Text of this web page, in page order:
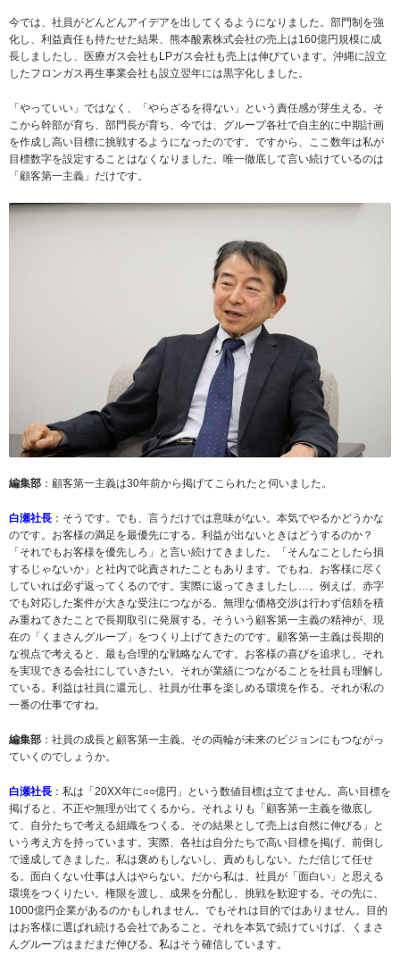
今では、社員がどんどんアイデアを出してくるようになりました。部門制を強
化し、利益責任も持たせた結果、熊本酸素株式会社の売上は160億円規模に成
長しましたし、医療ガス会社もLPガス会社も売上は伸びています。沖縄に設立
したフロンガス再生事業会社も設立翌年には黒字化しました。
「やっていい」ではなく、「やらざるを得ない」という責任感が芽生える。そ
こから幹部が育ち、部門長が育ち、今では、グループ各社で自主的に中期計画
を作成し高い目標に挑戦するようになったのです。ですから、ここ数年は私が
目標数字を設定することはなくなりました。唯一徹底して言い続けているのは
「顧客第一主義」だけです。
編集部 ：顧客第一主義は30年前から掲げてこられたと伺いました。
白瀬社長 ：そうです。でも、言うだけでは意味がない。本気でやるかどうかな
のです。お客様の満足を最優先にする。利益が出ないときはどうするのか？
「それでもお客様を優先しろ」と言い続けてきました。「そんなことしたら損
するじゃないか」と社内で叱責されたこともあります。でもね、お客様に尽く
していれば必ず返ってくるのです。実際に返ってきましたし…。例えば、赤字
でも対応した案件が大きな受注につながる。無理な価格交渉は行わず信頼を積
み重ねてきたことで長期取引に発展する。そういう顧客第一主義の精神が、現
在の「くまさんグループ」をつくり上げてきたのです。顧客第一主義は長期的
な視点で考えると、最も合理的な戦略なんです。お客様の喜びを追求し、それ
を実現できる会社にしていきたい。それが業績につながることを社員も理解し
ている。利益は社員に還元し、社員が仕事を楽しめる環境を作る。それが私の
一番の仕事ですね。
編集部 ：社員の成長と顧客第一主義。その両輪が未来のビジョンにもつながっ
ていくのでしょうか。
白瀬社長 ：私は「20XX年に○○億円」という数値目標は立てません。高い目標を
掲げると、不正や無理が出てくるから。それよりも「顧客第一主義を徹底し
て、自分たちで考える組織をつくる。その結果として売上は自然に伸びる」と
いう考え方を持っています。実際、各社は自分たちで高い目標を掲げ、前倒し
で達成してきました。私は褒めもしないし、責めもしない。ただ信じて任せ
る。面白くない仕事は人はやらない。だから私は、社員が「面白い」と思える
環境をつくりたい。権限を渡し、成果を分配し、挑戦を歓迎する。その先に、
1000億円企業があるのかもしれません。でもそれは目的ではありません。目的
はお客様に選ばれ続ける会社であること。それを本気で続けていけば、くまさ
んグループはまだまだ伸びる。私はそう確信しています。